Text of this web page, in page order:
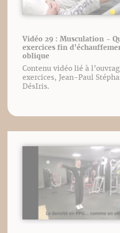
Vidéo 29 : Musculation -
exercices fin
oblique
Contenu vidéo lié à
exercices, Jean-Paul
DésIris.